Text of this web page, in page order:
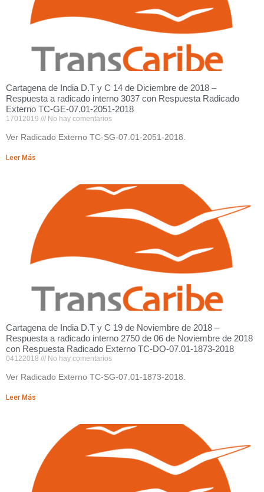
Cartagena de India D.T y C 14 de Diciembre de 2018 –
Respuesta a radicado interno 3037 con Respuesta Radicado
Externo TC-GE-07.01-2051-2018
17012019 No hay comentarios
Ver Radicado Externo TC-SG-07.01-2051-2018.
Leer Más
Cartagena de India D.T y C 19 de Noviembre de 2018 –
Respuesta a radicado interno 2750 de 06 de Noviembre de 2018
con Respuesta Radicado Externo TC-DO-07.01-1873-2018
04122018 No hay comentarios
Ver Radicado Externo TC-SG-07.01-1873-2018.
Leer Más